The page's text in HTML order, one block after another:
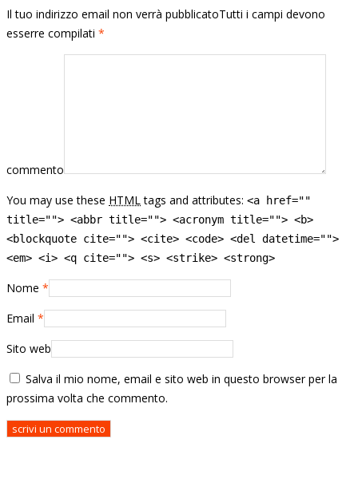
Il tuo indirizzo email non verrà pubblicatoTutti i campi devono
esserre compilati *
commento
You may use these HTML tags and attributes: <a href=""
title=""> <abbr title=""> <acronym title=""> <b>
<blockquote cite=""> <cite> <code> <del datetime="">
<em> <i> <q cite=""> <s> <strike> <strong>
Nome *
Email *
Sito web
Salva il mio nome, email e sito web in questo browser per la
prossima volta che commento.